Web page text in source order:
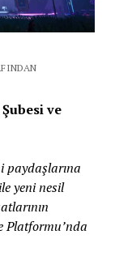
ve
paydaşlarına
yeni nesil
Platformu’nda